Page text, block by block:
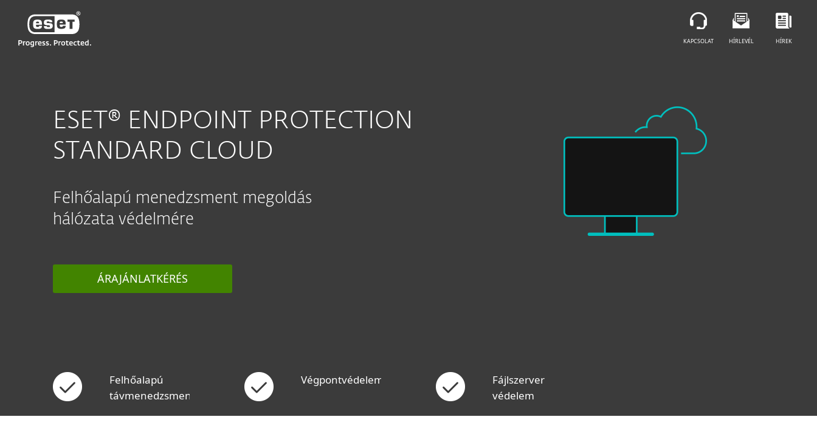
ESET® ENDPOINT PROTECTION
STANDARD CLOUD
Felhőalapú menedzsment megoldás
hálózata védelmére
ÁRAJÁNLATKÉRÉS
Felhőalapú
távmenedzsment
Végpontvédelem
Fájlszerver
védelem
HU Vállalati ÁRAJÁNLATKÉRÉS
ESET
KAPCSOLAT HÍRLEVÉL HÍREK